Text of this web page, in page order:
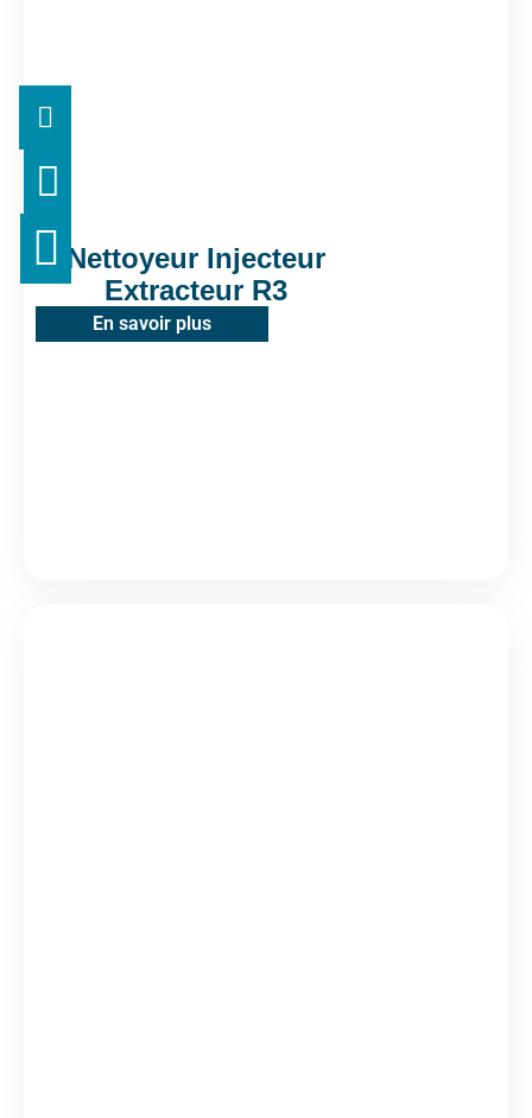
Nettoyeur Injecteur
Extracteur R3
En savoir plus